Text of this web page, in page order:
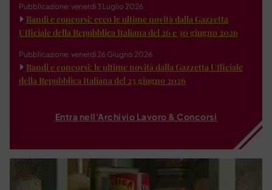
Pubblicazione: venerdì 3 Luglio 2026
Bandi e concorsi: ecco le ultime novità dalla Gazzetta
Ufficiale della Repubblica Italiana del 26 e 30 giugno 2026
Pubblicazione: venerdì 26 Giugno 2026
Bandi e concorsi: le ultime novità dalla Gazzetta Ufficiale
della Repubblica Italiana del 23 giugno 2026
Entra nell'Archivio Lavoro & Concorsi